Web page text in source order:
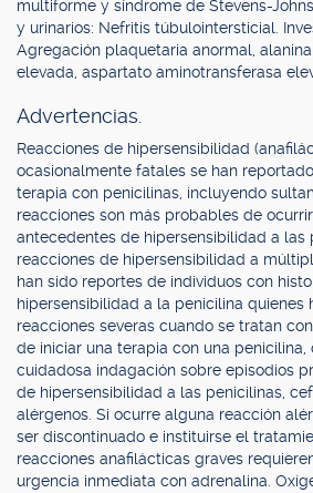
multiforme y síndrome de Stevens-
y urinarios: Nefritis túbulointersticial.
Agregación plaquetaria anormal,
elevada, aspartato aminotransferasa
Advertencias.
Reacciones de hipersensibilidad
ocasionalmente fatales se han
terapia con penicilinas, incluyendo
reacciones son más probables de
antecedentes de hipersensibilidad a las
reacciones de hipersensibilidad a
han sido reportes de individuos con
hipersensibilidad a la penicilina quienes
reacciones severas cuando se tratan
de iniciar una terapia con una penicilina,
cuidadosa indagación sobre episodios
de hipersensibilidad a las penicilinas,
alérgenos. Si ocurre alguna reacción
ser discontinuado e instituirse el
reacciones anafilácticas graves
urgencia inmediata con adrenalina.